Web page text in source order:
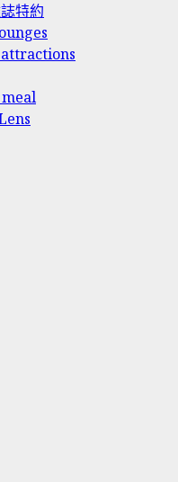
特約